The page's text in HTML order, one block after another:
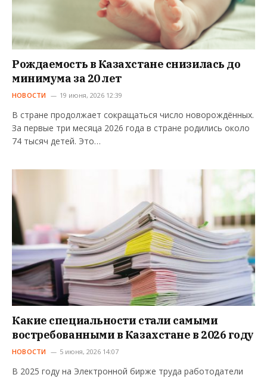
Рождаемость в Казахстане снизилась до
минимума за 20 лет
НОВОСТИ 19 июня, 2026 12:39
В стране продолжает сокращаться число новорождённых.
За первые три месяца 2026 года в стране родились около
74 тысяч детей. Это…
Какие специальности стали самыми
востребованными в Казахстане в 2026 году
НОВОСТИ 5 июня, 2026 14:07
В 2025 году на Электронной бирже труда работодатели